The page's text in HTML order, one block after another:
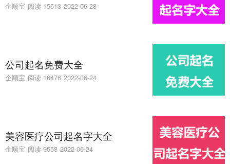
企顺宝 阅读 15513 2022-06-28
公司起名免费大全
企顺宝 阅读 16476 2022-06-24
美容医疗公司起名字大全
企顺宝 阅读 9558 2022-06-24